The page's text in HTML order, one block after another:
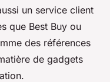
un service client
que Best Buy ou
des références
de gadgets